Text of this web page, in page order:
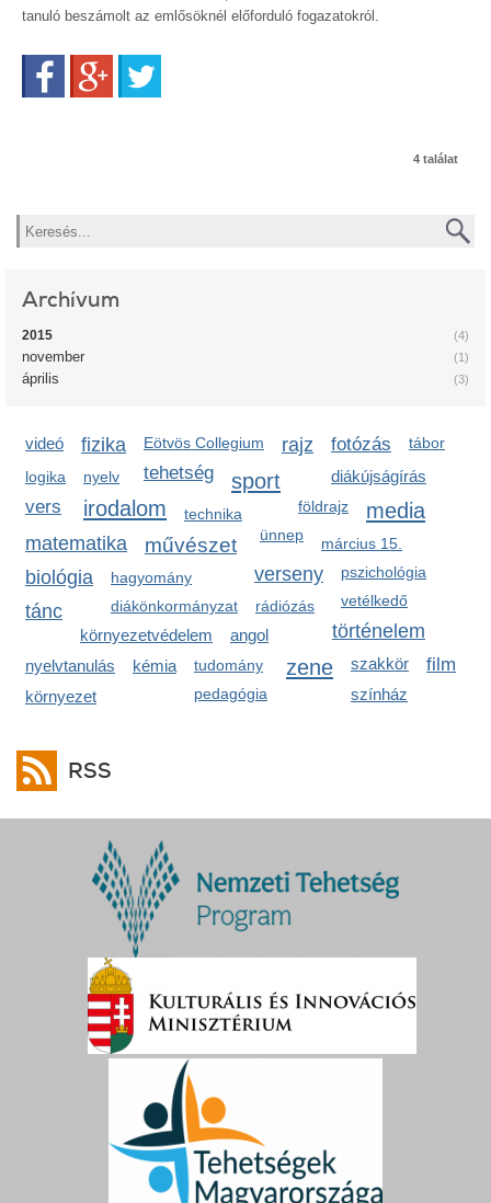
tanuló beszámolt az emlősöknél előforduló fogazatokról.
FacebookGoogle+
4 találat
Keresés
Archívum
(4)
2015
(1)
november
(3)
április
videó fizika Eötvös Collegium rajz
fotózás
tehetség
tábor
diákújságírás
logika
sport
irodalom
földrajz media
nyelv
technika
ünnep
matematika művészet március 15.
verseny pszichológia
biológia
vers
hagyomány
diákönkormányzat
vetélkedő
rádiózás
történelem
tánc
környezetvédelem angol
zene szakkör
nyelvtanulás kémia film
tudomány
pedagógia
színház
környezet
RSS